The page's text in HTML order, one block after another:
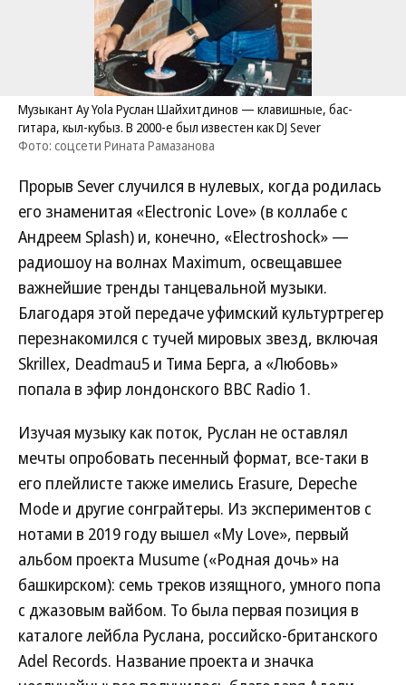
Музыкант Ay Yola Руслан Шайхитдинов — клавишные, бас-
гитара, кыл-кубыз. В 2000-е был известен как DJ Sever
Фото: соцсети Рината Рамазанова
Прорыв Sever случился в нулевых, когда родилась
его знаменитая «Electronic Love» (в коллабе с
Андреем Splash) и, конечно, «Electroshock» —
радиошоу на волнах Maximum, освещавшее
важнейшие тренды танцевальной музыки.
Благодаря этой передаче уфимский культуртрегер
перезнакомился с тучей мировых звезд, включая
Skrillex, Deadmau5 и Тима Берга, а «Любовь»
попала в эфир лондонского BBC Radio 1.
Изучая музыку как поток, Руслан не оставлял
мечты опробовать песенный формат, все-таки в
его плейлисте также имелись Erasure, Depeche
Mode и другие сонграйтеры. Из экспериментов с
нотами в 2019 году вышел «My Love», первый
альбом проекта Musume («Родная дочь» на
башкирском): семь треков изящного, умного попа
с джазовым вайбом. То была первая позиция в
каталоге лейбла Руслана, российско-британского
Adel Records. Название проекта и значка